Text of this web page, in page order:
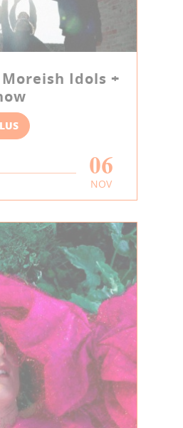
Idols +
06
NOV